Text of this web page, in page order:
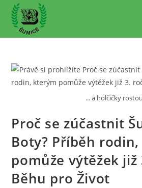
Přejít
obsahu
... a holčičky rostou
Proč se zúčastnit
Boty? Příběh
pomůže výtěžek
Běhu pro Život